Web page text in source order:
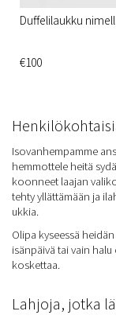
Duffelilaukku
€100
Isovanhempamme
hemmottele heitä
koonneet laajan
tehty yllättämään ja
ukkia.
Olipa kyseessä
isänpäivä tai vain
koskettaa.
Lahjoja, jotka